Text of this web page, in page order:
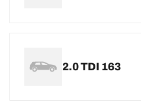
2.0 TDI 163